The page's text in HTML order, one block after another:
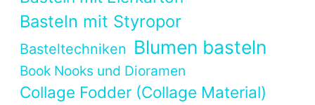
Basteln mit Styropor
Basteltechniken Blumen basteln
Book Nooks und Dioramen
Collage Fodder (Collage Material)